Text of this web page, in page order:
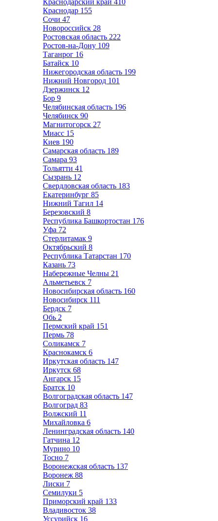
Краснодарский край 410
Краснодар 155
Сочи 47
Новороссийск 28
Ростовская область 222
Ростов-на-Дону 109
Таганрог 16
Батайск 10
Нижегородская область 199
Нижний Новгород 101
Дзержинск 12
Бор 9
Челябинская область 196
Челябинск 90
Магнитогорск 27
Миасс 15
Киев 190
Самарская область 189
Самара 93
Тольятти 41
Сызрань 12
Свердловская область 183
Екатеринбург 85
Нижний Тагил 14
Березовский 8
Республика Башкортостан 176
Уфа 72
Стерлитамак 9
Октябрьский 8
Республика Татарстан 170
Казань 73
Набережные Челны 21
Альметьевск 7
Новосибирская область 160
Новосибирск 111
Бердск 7
Обь 2
Пермский край 151
Пермь 78
Соликамск 7
Краснокамск 6
Иркутская область 147
Иркутск 68
Ангарск 15
Братск 10
Волгоградская область 147
Волгоград 83
Волжский 11
Михайловка 6
Ленинградская область 140
Гатчина 12
Мурино 10
Тосно 7
Воронежская область 137
Воронеж 88
Лиски 7
Семилуки 5
Приморский край 133
Владивосток 38
Уссурийск 16